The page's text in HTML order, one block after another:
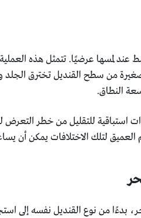
عند لمسها عرضيًا. تتمثل هذه
من سطح القنديل تخترق الجلد
النطاق.
استباقية للتقليل من خطر
لتلك الاختلافات يمكن أن
بدءًا من نوع القنديل نفسه إلى